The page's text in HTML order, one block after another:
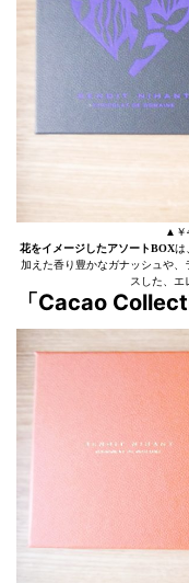
▲￥
花をイメージしたアソートBOXは
加えた香り豊かなガナッシュや
スした、エ
「Cacao